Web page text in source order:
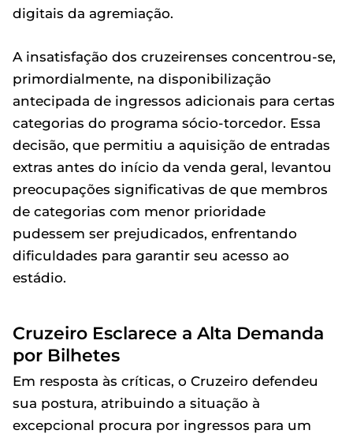
digitais da agremiação.
A insatisfação dos cruzeirenses concentrou-se,
primordialmente, na disponibilização
antecipada de ingressos adicionais para certas
categorias do programa sócio-torcedor. Essa
decisão, que permitiu a aquisição de entradas
extras antes do início da venda geral, levantou
preocupações significativas de que membros
de categorias com menor prioridade
pudessem ser prejudicados, enfrentando
dificuldades para garantir seu acesso ao
estádio.
Cruzeiro Esclarece a Alta Demanda
por Bilhetes
Em resposta às críticas, o Cruzeiro defendeu
sua postura, atribuindo a situação à
excepcional procura por ingressos para um